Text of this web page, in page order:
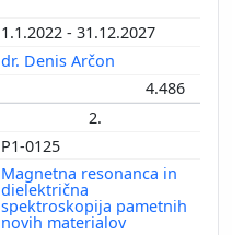
1.1.2022 - 31.12.2027
dr. Denis Arčon
4.486
2.
P1-0125
Magnetna resonanca in
dielektrična
spektroskopija pametnih
novih materialov